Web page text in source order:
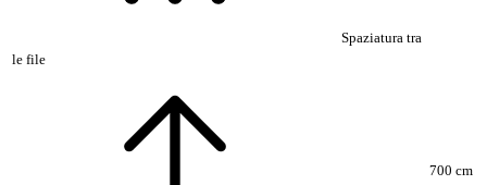
Spaziatura tra
le file
700 cm